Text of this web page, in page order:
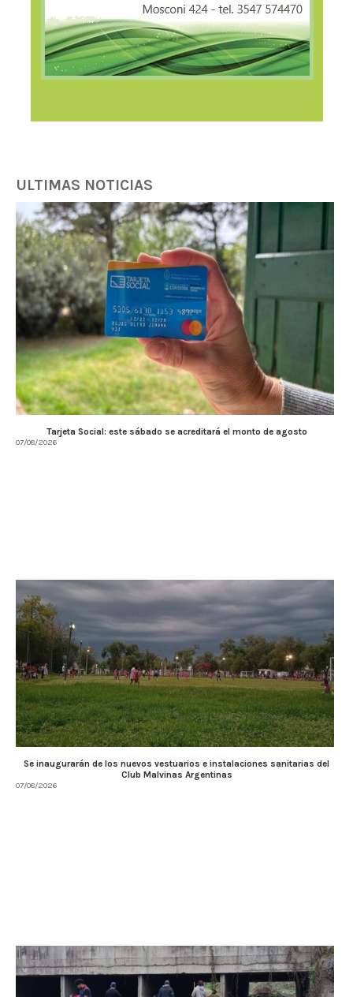
ULTIMAS NOTICIAS
Tarjeta Social: este sábado se acreditará el monto de agosto
07/08/2026
Se inaugurarán de los nuevos vestuarios e instalaciones sanitarias del
Club Malvinas Argentinas
07/08/2026